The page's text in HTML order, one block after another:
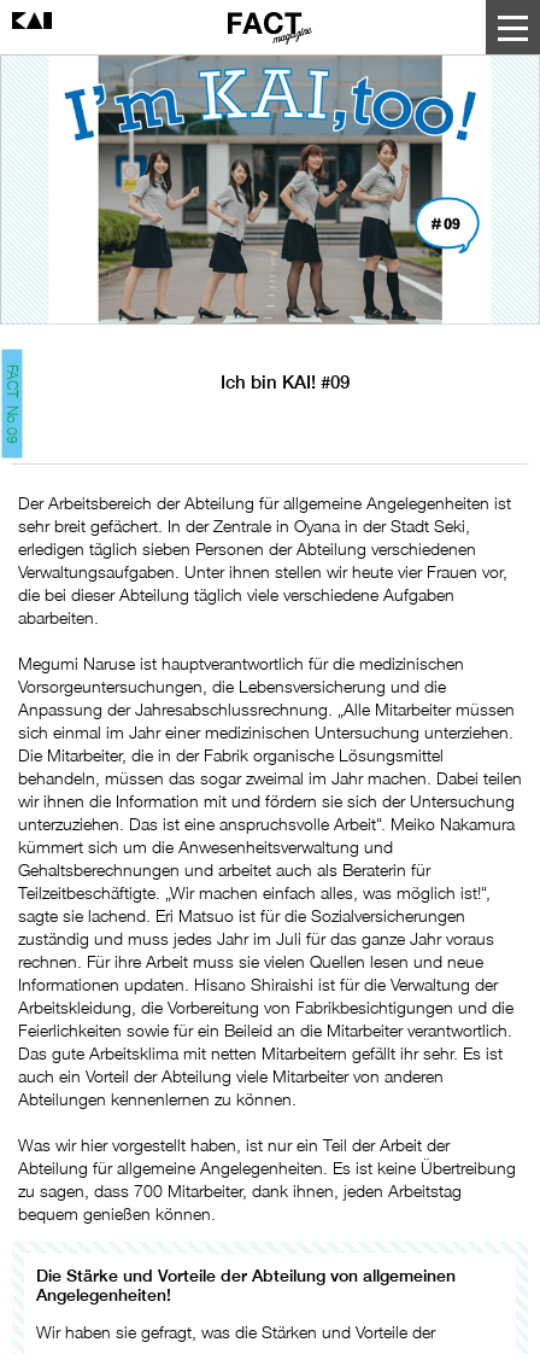
FACT No.09 Ich bin KAI! #09
Der Arbeitsbereich der Abteilung für allgemeine Angelegenheiten ist
sehr breit gefächert. In der Zentrale in Oyana in der Stadt Seki,
erledigen täglich sieben Personen der Abteilung verschiedenen
Verwaltungsaufgaben. Unter ihnen stellen wir heute vier Frauen vor,
die bei dieser Abteilung täglich viele verschiedene Aufgaben
abarbeiten.
Megumi Naruse ist hauptverantwortlich für die medizinischen
Vorsorgeuntersuchungen, die Lebensversicherung und die
Anpassung der Jahresabschlussrechnung. „Alle Mitarbeiter müssen
sich einmal im Jahr einer medizinischen Untersuchung unterziehen.
Die Mitarbeiter, die in der Fabrik organische Lösungsmittel
behandeln, müssen das sogar zweimal im Jahr machen. Dabei teilen
wir ihnen die Information mit und fördern sie sich der Untersuchung
unterzuziehen. Das ist eine anspruchsvolle Arbeit“. Meiko Nakamura
kümmert sich um die Anwesenheitsverwaltung und
Gehaltsberechnungen und arbeitet auch als Beraterin für
Teilzeitbeschäftigte. „Wir machen einfach alles, was möglich ist!“,
sagte sie lachend. Eri Matsuo ist für die Sozialversicherungen
zuständig und muss jedes Jahr im Juli für das ganze Jahr voraus
rechnen. Für ihre Arbeit muss sie vielen Quellen lesen und neue
Informationen updaten. Hisano Shiraishi ist für die Verwaltung der
Arbeitskleidung, die Vorbereitung von Fabrikbesichtigungen und die
Feierlichkeiten sowie für ein Beileid an die Mitarbeiter verantwortlich.
Das gute Arbeitsklima mit netten Mitarbeitern gefällt ihr sehr. Es ist
auch ein Vorteil der Abteilung viele Mitarbeiter von anderen
Abteilungen kennenlernen zu können.
Was wir hier vorgestellt haben, ist nur ein Teil der Arbeit der
Abteilung für allgemeine Angelegenheiten. Es ist keine Übertreibung
zu sagen, dass 700 Mitarbeiter, dank ihnen, jeden Arbeitstag
bequem genießen können.
Die Stärke und Vorteile der Abteilung von allgemeinen
Angelegenheiten!
Wir haben sie gefragt, was die Stärken und Vorteile der